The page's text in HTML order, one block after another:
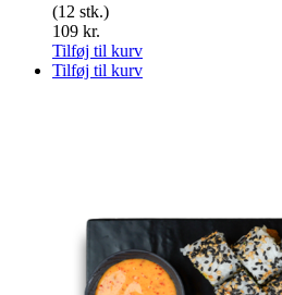
(12 stk.)
109 kr.
Tilføj til kurv
Tilføj til kurv